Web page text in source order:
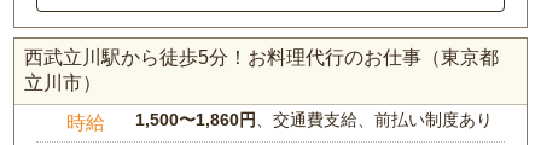
西武立川駅から徒歩5分！お料理代行のお仕事（東京都
立川市）
時給 1,500〜1,860円 、交通費支給、前払い制度あり